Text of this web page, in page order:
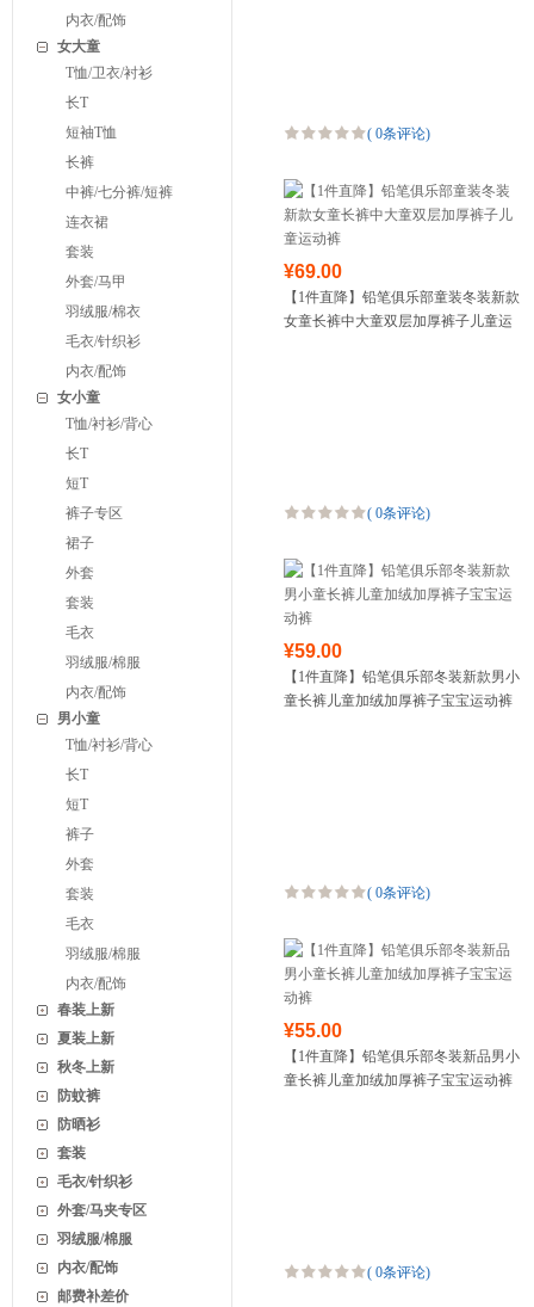
内衣/配饰
女大童
T恤/卫衣/衬衫
长T
短袖T恤
长裤
中裤/七分裤/短裤
连衣裙
套装
外套/马甲
羽绒服/棉衣
毛衣/针织衫
内衣/配饰
女小童
T恤/衬衫/背心
长T
短T
裤子专区
裙子
外套
套装
毛衣
羽绒服/棉服
内衣/配饰
男小童
T恤/衬衫/背心
长T
短T
裤子
外套
套装
毛衣
羽绒服/棉服
内衣/配饰
春装上新
夏装上新
秋冬上新
防蚊裤
防晒衫
套装
毛衣/针织衫
外套/马夹专区
羽绒服/棉服
内衣/配饰
邮费补差价
( 0条评论)
¥69.00
【1件直降】铅笔俱乐部童装冬装新款
女童长裤中大童双层加厚裤子儿童运
( 0条评论)
¥59.00
【1件直降】铅笔俱乐部冬装新款男小
童长裤儿童加绒加厚裤子宝宝运动裤
( 0条评论)
¥55.00
【1件直降】铅笔俱乐部冬装新品男小
童长裤儿童加绒加厚裤子宝宝运动裤
( 0条评论)